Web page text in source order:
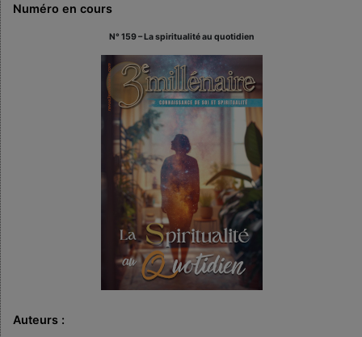
Numéro en cours
N° 159 – La spiritualité au quotidien
Auteurs :